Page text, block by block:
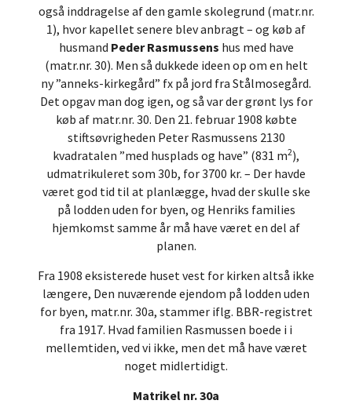
også inddragelse af den gamle skolegrund (matr.nr.
1), hvor kapellet senere blev anbragt – og køb af
husmand Peder Rasmussens hus med have
(matr.nr. 30). Men så dukkede ideen op om en helt
ny ”anneks-kirkegård” fx på jord fra Stålmosegård.
Det opgav man dog igen, og så var der grønt lys for
køb af matr.nr. 30. Den 21. februar 1908 købte
stiftsøvrigheden Peter Rasmussens 2130
kvadratalen ”med husplads og have” (831 m2),
udmatrikuleret som 30b, for 3700 kr. – Der havde
været god tid til at planlægge, hvad der skulle ske
på lodden uden for byen, og Henriks families
hjemkomst samme år må have været en del af
planen.
Fra 1908 eksisterede huset vest for kirken altså ikke
længere, Den nuværende ejendom på lodden uden
for byen, matr.nr. 30a, stammer iflg. BBR-registret
fra 1917. Hvad familien Rasmussen boede i i
mellemtiden, ved vi ikke, men det må have været
noget midlertidigt.
Matrikel nr. 30a